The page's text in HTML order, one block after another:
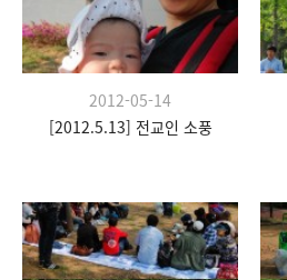
2012-05-14
[2012.5.13] 전교인 소풍